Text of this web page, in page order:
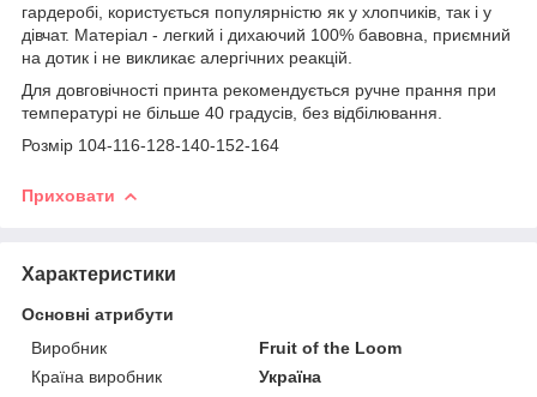
гардеробі, користується популярністю як у хлопчиків, так і у
дівчат. Матеріал - легкий і дихаючий 100% бавовна, приємний
на дотик і не викликає алергічних реакцій.
Для довговічності принта рекомендується ручне прання при
температурі не більше 40 градусів, без відбілювання.
Розмір 104-116-128-140-152-164
Приховати
Характеристики
Основні атрибути
Виробник
Fruit of the Loom
Країна виробник
Україна